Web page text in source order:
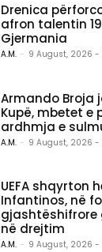
Drenica
afron talentin
Gjermania
A.M. - 9 August, 2026 -
Armando Broja
Kupë, mbetet e
ardhmja e
A.M. - 9 August, 2026 -
UEFA shqyrton
Infantinos, në
gjashtëshifrore
në drejtim
A.M. - 9 August, 2026 -